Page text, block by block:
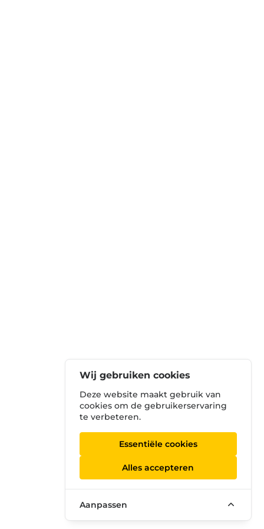
Wij gebruiken cookies
Deze website maakt gebruik van
cookies om de gebruikerservaring
te verbeteren.
Essentiële cookies
Alles accepteren
Aanpassen